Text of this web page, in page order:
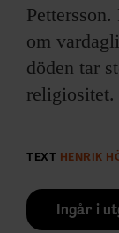
om
döden tar
religiositet.
TEXT HENRIK
Ingår i